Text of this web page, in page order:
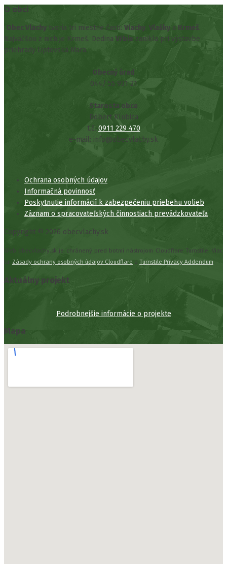
O obci
Obec Vlachy tvoria tri miestne časti: Vlachy Vlašky a Krmeš.
Najväčšou z nich je Krmeš. Dedina Vŕbie zanikla pri výstavbe
priehrady Liptovská Mara.
Obecný úrad
044/ 55 931 21
Starosta obce
Róbert Klubica
t.č. 0911 229 470
e-mail: info@obecvlachy.sk
Ochrana osobných údajov
Informačná povinnosť
Poskytnutie informácií k zabezpečeniu priebehu volieb
Záznam o spracovateľských činnostiach prevádzkovateľa
Copyright © 2026 obecvlachy.sk
Web obecvlachy.sk je chránený pred botmi nástrojom Cloudflare Turnstile. Viac
tu: Zásady ochrany osobných údajov Cloudflare a Turnstile Privacy Addendum.
Aktuálny projekt
Podrobnejšie informácie o projekte
Mapa